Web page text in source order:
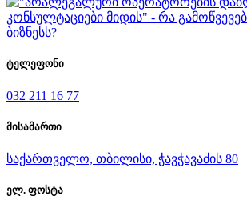
ტელეფონი
032 211 16 77
მისამართი
საქართველო, თბილისი, ჭავჭავაძის 80
ელ. ფოსტა